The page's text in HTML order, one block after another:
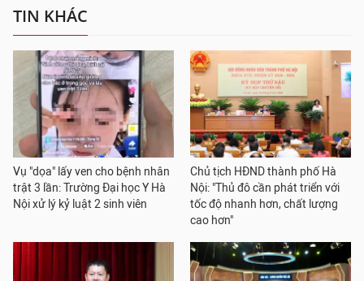
TIN KHÁC
Vụ "dọa" lấy ven cho bệnh nhân
trật 3 lần: Trường Đại học Y Hà
Nội xử lý kỷ luật 2 sinh viên
Chủ tịch HĐND thành phố Hà
Nội: "Thủ đô cần phát triển với
tốc độ nhanh hơn, chất lượng
cao hơn"